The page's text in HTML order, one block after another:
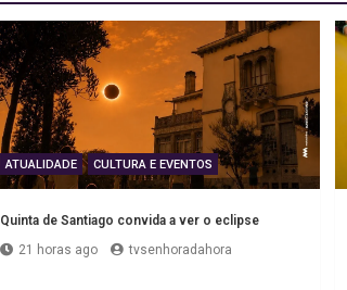
ATUALIDADE CULTURA E EVENTOS
Quinta de Santiago convida a ver o eclipse
21 horas ago
tvsenhoradahora